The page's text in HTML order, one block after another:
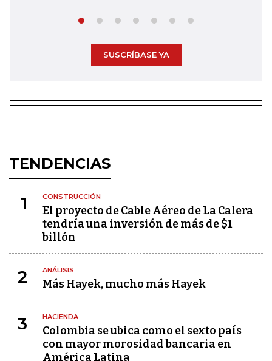
SUSCRÍBASE YA
TENDENCIAS
1 CONSTRUCCIÓN
El proyecto de Cable Aéreo de La Calera
tendría una inversión de más de $1
billón
2 ANÁLISIS
Más Hayek, mucho más Hayek
3 HACIENDA
Colombia se ubica como el sexto país
con mayor morosidad bancaria en
América Latina